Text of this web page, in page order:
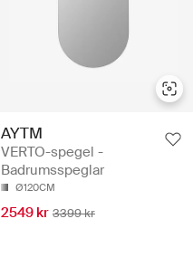
AYTM
VERTO-spegel -
Badrumsspeglar
Ø120CM
2549 kr 3399 kr